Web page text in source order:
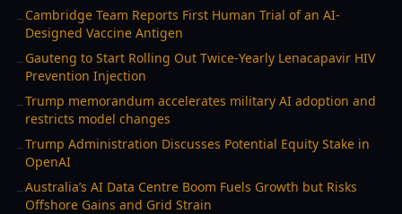
→ Cambridge Team Reports First Human Trial of an AI-
Designed Vaccine Antigen
→ Gauteng to Start Rolling Out Twice-Yearly Lenacapavir HIV
Prevention Injection
→Trump memorandum accelerates military AI adoption and
restricts model changes
→Trump Administration Discusses Potential Equity Stake in
OpenAI
→Australia’s AI Data Centre Boom Fuels Growth but Risks
Offshore Gains and Grid Strain